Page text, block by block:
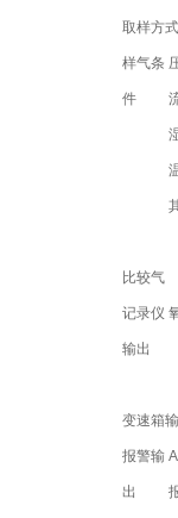
取样方
样气条
件
比较气
记录仪
输出
变速箱
报警输
出